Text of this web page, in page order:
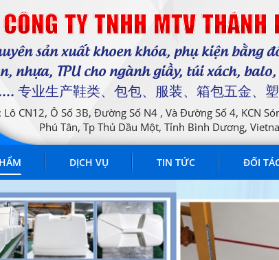
CÔNG TY TNHH MTV THÁNH
sản xuất khoen khóa, phụ kiện bằng
nhựa, TPU cho ngành giầy, túi xách,
专业生产鞋类、包包、服装、箱包五金、
CN12, Ô Số 3B, Đường Số N4 , Và Đường Số 4, KCN
Phú Tân, Tp Thủ Dầu Một, Tỉnh Bình Dương,
DỊCH VỤ TIN TỨC ĐỐI